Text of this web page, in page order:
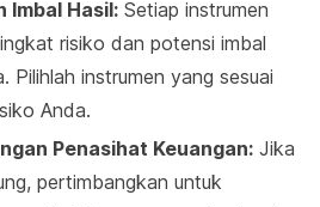
Imbal Hasil: Setiap instrumen
risiko dan potensi imbal
Pilihlah instrumen yang sesuai
Anda.
Penasihat Keuangan: Jika
pertimbangkan untuk